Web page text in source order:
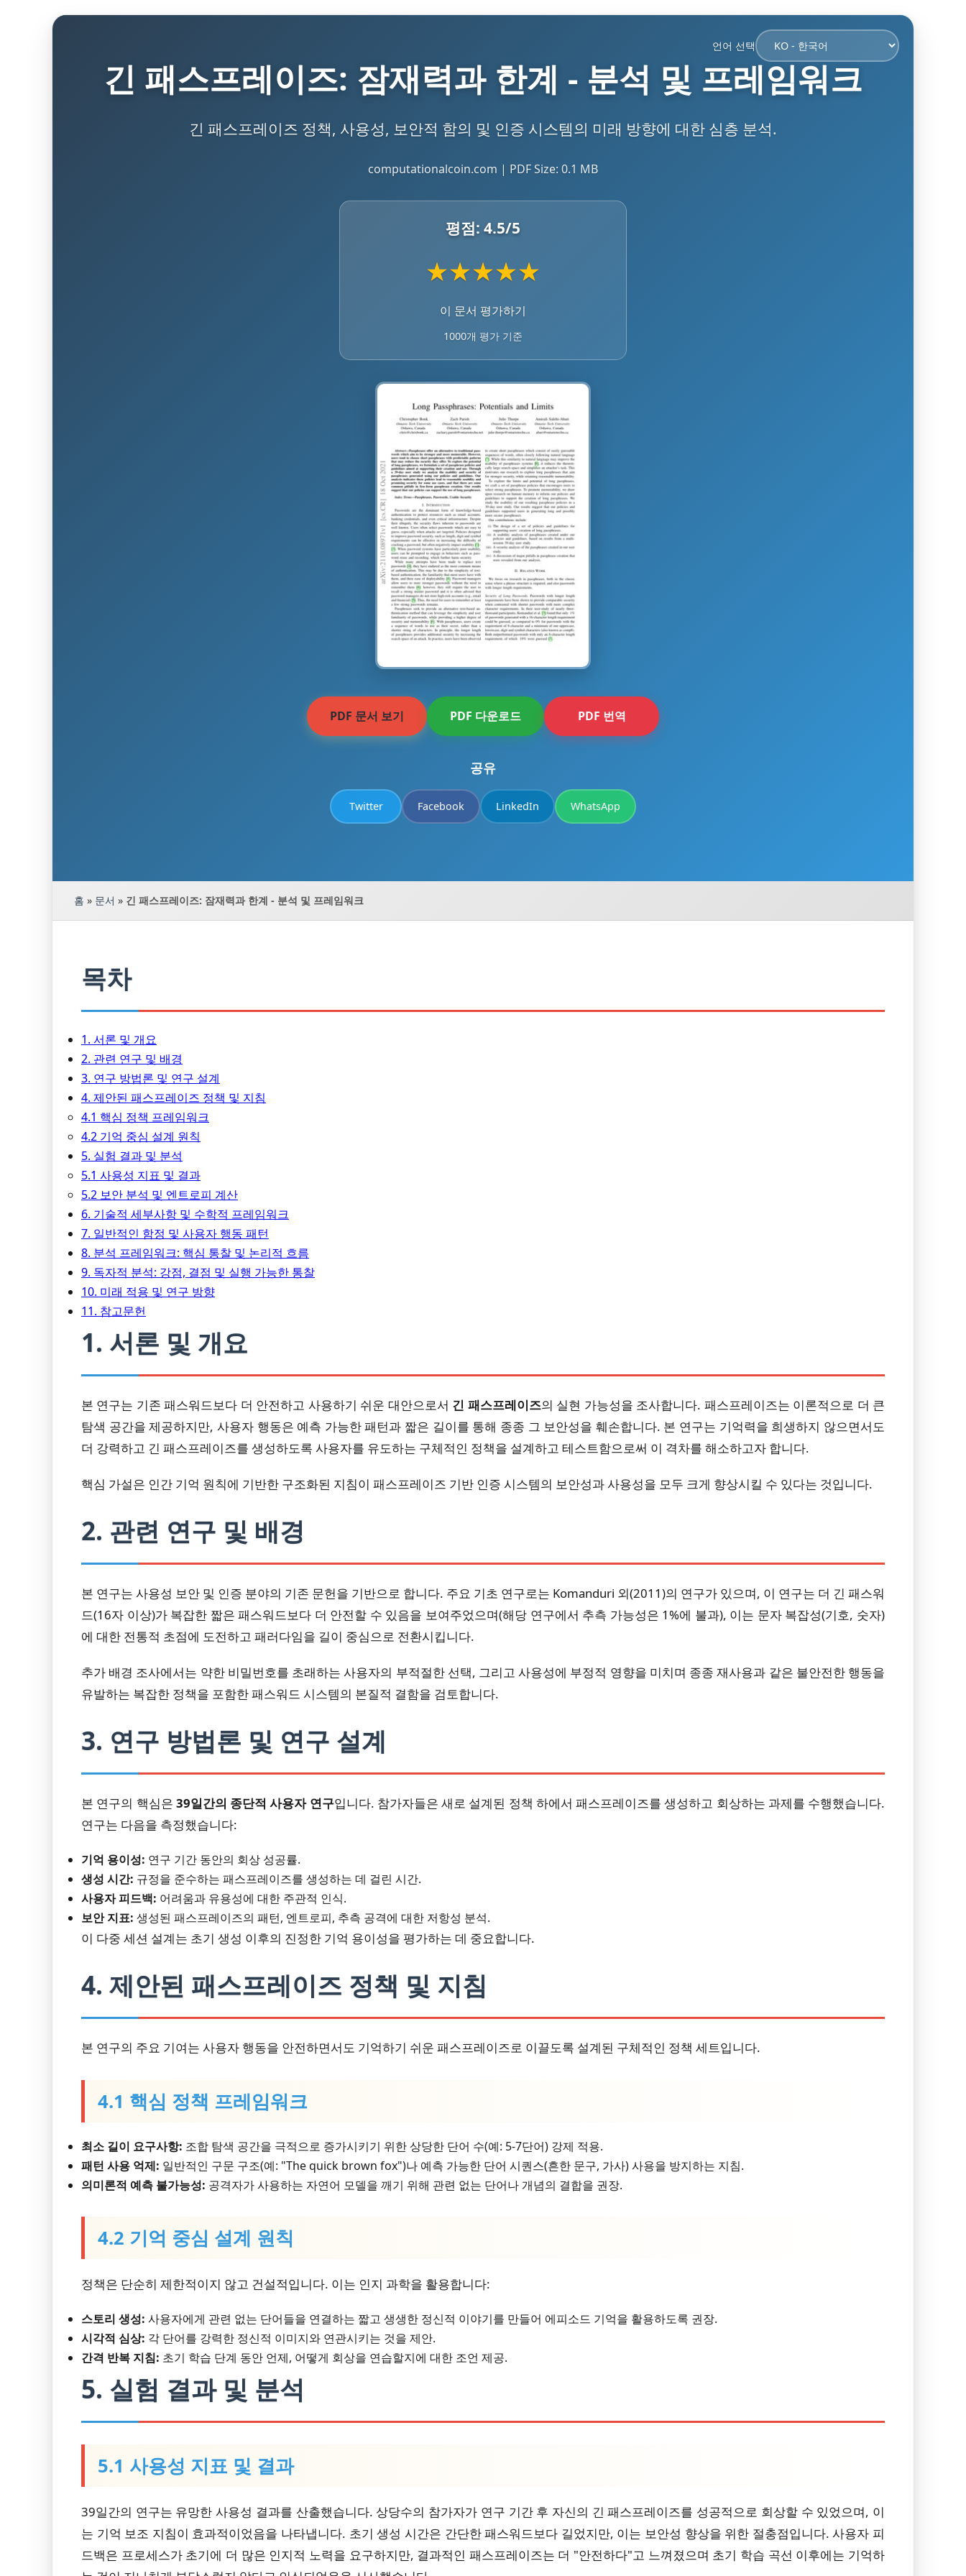
언어 선택
긴 패스프레이즈: 잠재력과 한계 - 분석 및 프레임워크
긴 패스프레이즈 정책, 사용성, 보안적 함의 및 인증 시스템의 미래 방향에 대한 심층 분석.
computationalcoin.com | PDF Size: 0.1 MB
평점: 4.5/5
★★★★★
이 문서 평가하기
1000개 평가 기준
PDF 문서 보기 PDF 다운로드 PDF 번역
공유
Twitter Facebook LinkedIn WhatsApp
홈 » 문서 » 긴 패스프레이즈: 잠재력과 한계 - 분석 및 프레임워크
목차
1. 서론 및 개요
2. 관련 연구 및 배경
3. 연구 방법론 및 연구 설계
4. 제안된 패스프레이즈 정책 및 지침
4.1 핵심 정책 프레임워크
4.2 기억 중심 설계 원칙
5. 실험 결과 및 분석
5.1 사용성 지표 및 결과
5.2 보안 분석 및 엔트로피 계산
6. 기술적 세부사항 및 수학적 프레임워크
7. 일반적인 함정 및 사용자 행동 패턴
8. 분석 프레임워크: 핵심 통찰 및 논리적 흐름
9. 독자적 분석: 강점, 결점 및 실행 가능한 통찰
10. 미래 적용 및 연구 방향
11. 참고문헌
1. 서론 및 개요
본 연구는 기존 패스워드보다 더 안전하고 사용하기 쉬운 대안으로서 긴 패스프레이즈의 실현 가능성을 조사합니다. 패스프레이즈는 이론적으로 더 큰
탐색 공간을 제공하지만, 사용자 행동은 예측 가능한 패턴과 짧은 길이를 통해 종종 그 보안성을 훼손합니다. 본 연구는 기억력을 희생하지 않으면서도
더 강력하고 긴 패스프레이즈를 생성하도록 사용자를 유도하는 구체적인 정책을 설계하고 테스트함으로써 이 격차를 해소하고자 합니다.
핵심 가설은 인간 기억 원칙에 기반한 구조화된 지침이 패스프레이즈 기반 인증 시스템의 보안성과 사용성을 모두 크게 향상시킬 수 있다는 것입니다.
2. 관련 연구 및 배경
본 연구는 사용성 보안 및 인증 분야의 기존 문헌을 기반으로 합니다. 주요 기초 연구로는 Komanduri 외(2011)의 연구가 있으며, 이 연구는 더 긴 패스워
드(16자 이상)가 복잡한 짧은 패스워드보다 더 안전할 수 있음을 보여주었으며(해당 연구에서 추측 가능성은 1%에 불과), 이는 문자 복잡성(기호, 숫자)
에 대한 전통적 초점에 도전하고 패러다임을 길이 중심으로 전환시킵니다.
추가 배경 조사에서는 약한 비밀번호를 초래하는 사용자의 부적절한 선택, 그리고 사용성에 부정적 영향을 미치며 종종 재사용과 같은 불안전한 행동을
유발하는 복잡한 정책을 포함한 패스워드 시스템의 본질적 결함을 검토합니다.
3. 연구 방법론 및 연구 설계
본 연구의 핵심은 39일간의 종단적 사용자 연구입니다. 참가자들은 새로 설계된 정책 하에서 패스프레이즈를 생성하고 회상하는 과제를 수행했습니다.
연구는 다음을 측정했습니다:
기억 용이성: 연구 기간 동안의 회상 성공률.
생성 시간: 규정을 준수하는 패스프레이즈를 생성하는 데 걸린 시간.
사용자 피드백: 어려움과 유용성에 대한 주관적 인식.
보안 지표: 생성된 패스프레이즈의 패턴, 엔트로피, 추측 공격에 대한 저항성 분석.
이 다중 세션 설계는 초기 생성 이후의 진정한 기억 용이성을 평가하는 데 중요합니다.
4. 제안된 패스프레이즈 정책 및 지침
본 연구의 주요 기여는 사용자 행동을 안전하면서도 기억하기 쉬운 패스프레이즈로 이끌도록 설계된 구체적인 정책 세트입니다.
4.1 핵심 정책 프레임워크
최소 길이 요구사항: 조합 탐색 공간을 극적으로 증가시키기 위한 상당한 단어 수(예: 5-7단어) 강제 적용.
패턴 사용 억제: 일반적인 구문 구조(예: "The quick brown fox")나 예측 가능한 단어 시퀀스(흔한 문구, 가사) 사용을 방지하는 지침.
의미론적 예측 불가능성: 공격자가 사용하는 자연어 모델을 깨기 위해 관련 없는 단어나 개념의 결합을 권장.
4.2 기억 중심 설계 원칙
정책은 단순히 제한적이지 않고 건설적입니다. 이는 인지 과학을 활용합니다:
스토리 생성: 사용자에게 관련 없는 단어들을 연결하는 짧고 생생한 정신적 이야기를 만들어 에피소드 기억을 활용하도록 권장.
시각적 심상: 각 단어를 강력한 정신적 이미지와 연관시키는 것을 제안.
간격 반복 지침: 초기 학습 단계 동안 언제, 어떻게 회상을 연습할지에 대한 조언 제공.
5. 실험 결과 및 분석
5.1 사용성 지표 및 결과
39일간의 연구는 유망한 사용성 결과를 산출했습니다. 상당수의 참가자가 연구 기간 후 자신의 긴 패스프레이즈를 성공적으로 회상할 수 있었으며, 이
는 기억 보조 지침이 효과적이었음을 나타냅니다. 초기 생성 시간은 간단한 패스워드보다 길었지만, 이는 보안성 향상을 위한 절충점입니다. 사용자 피
드백은 프로세스가 초기에 더 많은 인지적 노력을 요구하지만, 결과적인 패스프레이즈는 더 "안전하다"고 느껴졌으며 초기 학습 곡선 이후에는 기억하